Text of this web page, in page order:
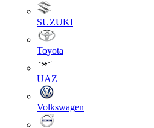
SUZUKI
Toyota
UAZ
Volkswagen